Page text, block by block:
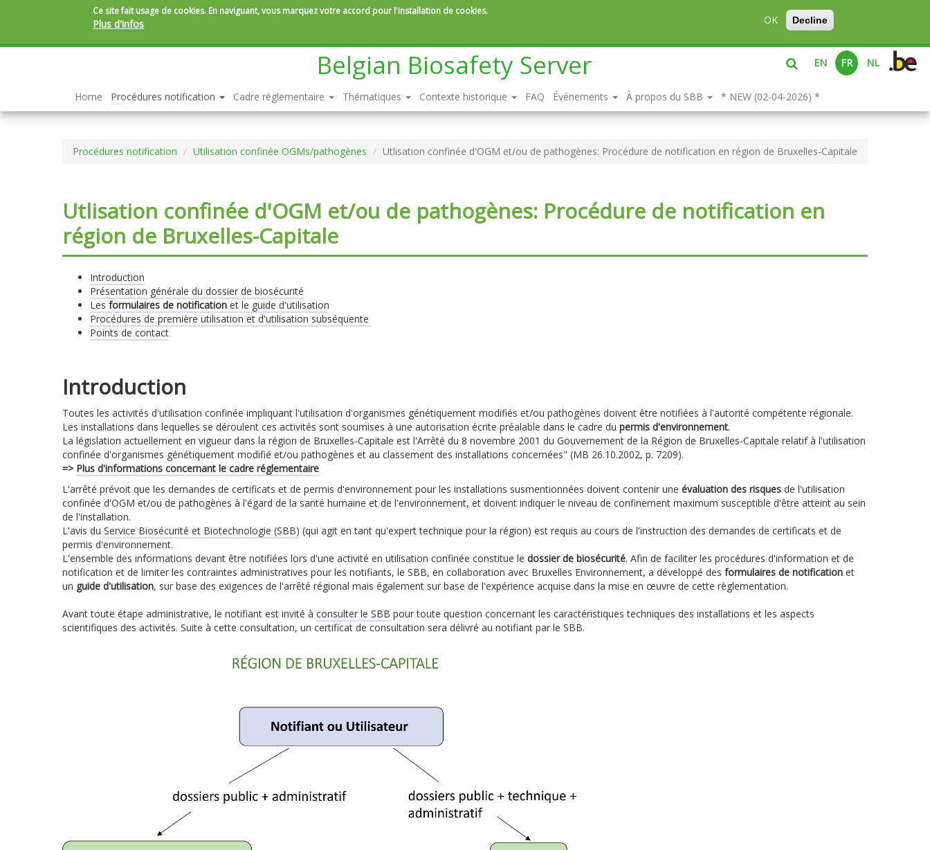
Ce site fait usage de cookies. En naviguant, vous marquez votre accord pour l'installation de cookies.
Plus d'infos OK Decline
Aller
Belgian Biosafety Server EN FR NL
Home Procédures notification Cadre réglementaire Thématiques Contexte historique FAQ Événements À propos du SBB * NEW (02-04-2026) *
Procédures notification Utilisation confinée OGMs/pathogènes Utlisation confinée d'OGM et/ou de pathogènes: Procédure de notification en région de Bruxelles-Capitale
Utlisation confinée d'OGM et/ou de pathogènes: Procédure de notification en
région de Bruxelles-Capitale
Introduction
Présentation générale du dossier de biosécurité
Les formulaires de notification et le guide d'utilisation
Procédures de première utilisation et d'utilisation subséquente
Points de contact
Introduction
Toutes les activités d'utilisation confinée impliquant l'utilisation d'organismes génétiquement modifiés et/ou pathogènes doivent être notifiées à l'autorité compétente régionale.
Les installations dans lequelles se déroulent ces activités sont soumises à une autorisation écrite préalable dans le cadre du permis d'environnement.
La législation actuellement en vigueur dans la région de Bruxelles-Capitale est l'Arrêté du 8 novembre 2001 du Gouvernement de la Région de Bruxelles-Capitale relatif à l'utilisation
confinée d'organismes génétiquement modifié et/ou pathogènes et au classement des installations concernées" (MB 26.10.2002, p. 7209).
=> Plus d'informations concernant le cadre réglementaire
L'arrêté prévoit que les demandes de certificats et de permis d'environnement pour les installations susmentionnées doivent contenir une évaluation des risques de l'utilisation
confinée d'OGM et/ou de pathogènes à l'égard de la santé humaine et de l'environnement, et doivent indiquer le niveau de confinement maximum susceptible d'être atteint au sein
de l'installation.
L'avis du Service Biosécurité et Biotechnologie (SBB) (qui agit en tant qu'expert technique pour la région) est requis au cours de l'instruction des demandes de certificats et de
permis d'environnement.
L'ensemble des informations devant être notifiées lors d'une activité en utilisation confinée constitue le dossier de biosécurité. Afin de faciliter les procédures d'information et de
notification et de limiter les contraintes administratives pour les notifiants, le SBB, en collaboration avec Bruxelles Environnement, a développé des formulaires de notification et
un guide d'utilisation, sur base des exigences de l'arrêté régional mais également sur base de l'expérience acquise dans la mise en œuvre de cette règlementation.
Avant toute étape administrative, le notifiant est invité à consulter le SBB pour toute question concernant les caractéristiques techniques des installations et les aspects
scientifiques des activités. Suite à cette consultation, un certificat de consultation sera délivré au notifiant par le SBB.